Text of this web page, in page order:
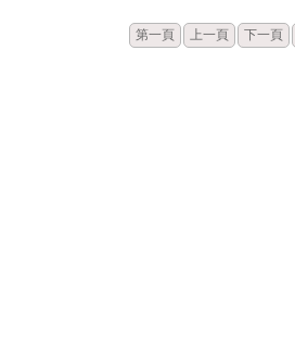
第一頁 上一頁 下一頁